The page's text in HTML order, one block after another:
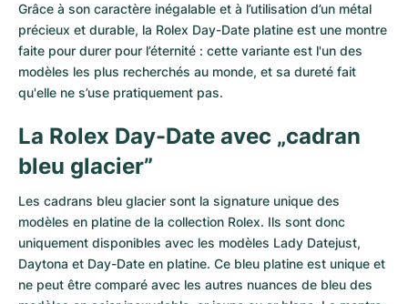
Grâce à son caractère inégalable et à l’utilisation d’un métal
précieux et durable, la Rolex Day-Date platine est une montre
faite pour durer pour l’éternité : cette variante est l'un des
modèles les plus recherchés au monde, et sa dureté fait
qu'elle ne s’use pratiquement pas.
La Rolex Day-Date avec „cadran
bleu glacier”
Les cadrans bleu glacier sont la signature unique des
modèles en platine de la collection Rolex. Ils sont donc
uniquement disponibles avec les modèles Lady Datejust,
Daytona et Day-Date en platine. Ce bleu platine est unique et
ne peut être comparé avec les autres nuances de bleu des